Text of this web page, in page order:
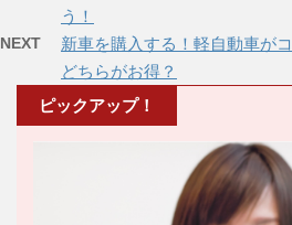
う！
NEXT
新車を購入する！軽自動車が
どちらがお得？
ピックアップ！